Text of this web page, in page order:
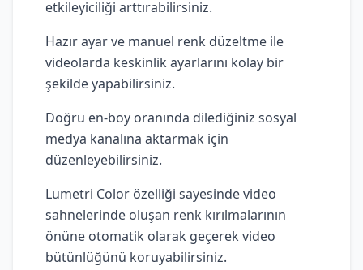
etkileyiciliği arttırabilirsiniz.
Hazır ayar ve manuel renk düzeltme ile
videolarda keskinlik ayarlarını kolay bir
şekilde yapabilirsiniz.
Doğru en-boy oranında dilediğiniz sosyal
medya kanalına aktarmak için
düzenleyebilirsiniz.
Lumetri Color özelliği sayesinde video
sahnelerinde oluşan renk kırılmalarının
önüne otomatik olarak geçerek video
bütünlüğünü koruyabilirsiniz.